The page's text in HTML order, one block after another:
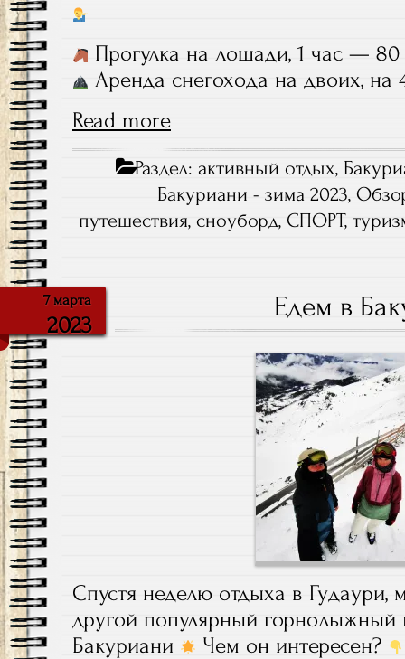
Прогулка на лошади, 1 час —
Аренда снегохода на двоих, на
Read more
Раздел: активный отдых,
Бакуриани - зима 2023,
путешествия,сноуборд, СПОРТ,
7 марта
2023
Едем в
Спустя неделю отдыха в Гудаури,
другой популярный горнолыжный
Бакуриани
Чем он интересен?